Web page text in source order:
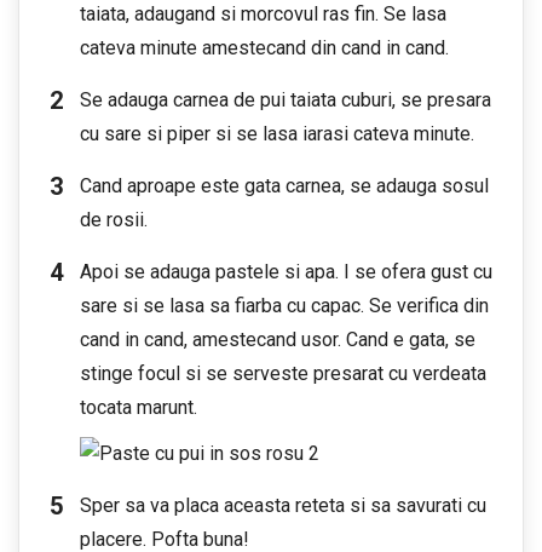
taiata, adaugand si morcovul ras fin. Se lasa
cateva minute amestecand din cand in cand.
Se adauga carnea de pui taiata cuburi, se presara
cu sare si piper si se lasa iarasi cateva minute.
Cand aproape este gata carnea, se adauga sosul
de rosii.
Apoi se adauga pastele si apa. I se ofera gust cu
sare si se lasa sa fiarba cu capac. Se verifica din
cand in cand, amestecand usor. Cand e gata, se
stinge focul si se serveste presarat cu verdeata
tocata marunt.
Sper sa va placa aceasta reteta si sa savurati cu
placere. Pofta buna!